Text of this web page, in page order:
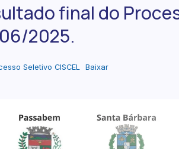
final do
2025.
Seletivo CISCEL Baixar